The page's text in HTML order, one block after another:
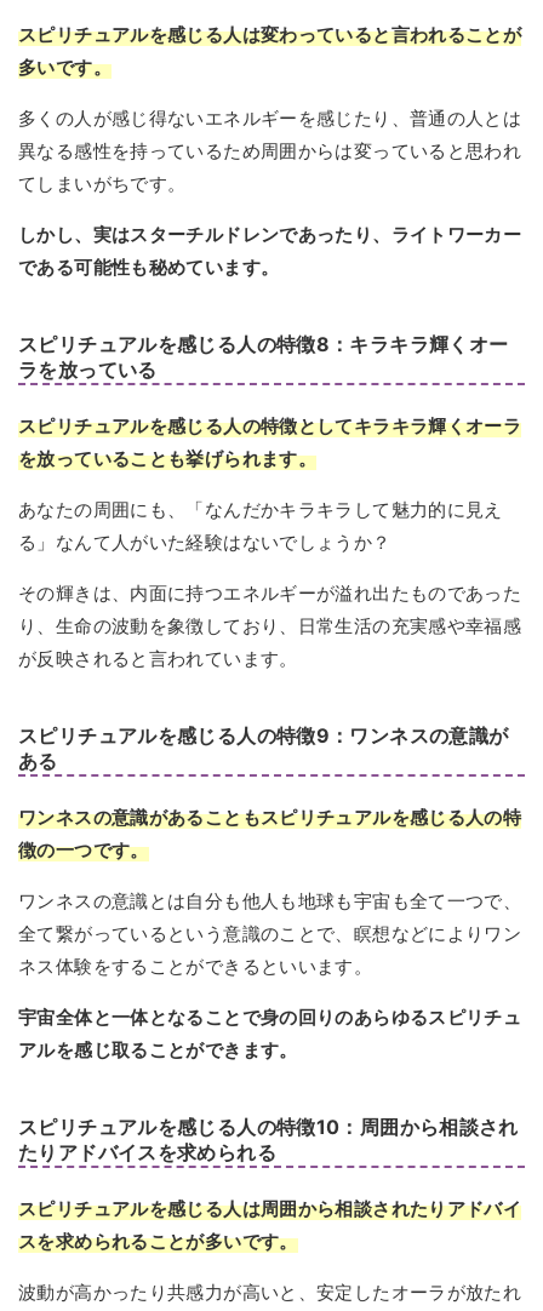
スピリチュアルを感じる人は変わっていると言われることが
多いです。
多くの人が感じ得ないエネルギーを感じたり、普通の人とは
異なる感性を持っているため周囲からは変っていると思われ
てしまいがちです。
しかし、実はスターチルドレンであったり、ライトワーカー
である可能性も秘めています。
スピリチュアルを感じる人の特徴8：キラキラ輝くオー
ラを放っている
スピリチュアルを感じる人の特徴としてキラキラ輝くオーラ
を放っていることも挙げられます。
あなたの周囲にも、「なんだかキラキラして魅力的に見え
る」なんて人がいた経験はないでしょうか？
その輝きは、内面に持つエネルギーが溢れ出たものであった
り、生命の波動を象徴しており、日常生活の充実感や幸福感
が反映されると言われています。
スピリチュアルを感じる人の特徴9：ワンネスの意識が
ある
ワンネスの意識があることもスピリチュアルを感じる人の特
徴の一つです。
ワンネスの意識とは自分も他人も地球も宇宙も全て一つで、
全て繋がっているという意識のことで、瞑想などによりワン
ネス体験をすることができるといいます。
宇宙全体と一体となることで身の回りのあらゆるスピリチュ
アルを感じ取ることができます。
スピリチュアルを感じる人の特徴10：周囲から相談され
たりアドバイスを求められる
スピリチュアルを感じる人は周囲から相談されたりアドバイ
スを求められることが多いです。
波動が高かったり共感力が高いと、安定したオーラが放たれ